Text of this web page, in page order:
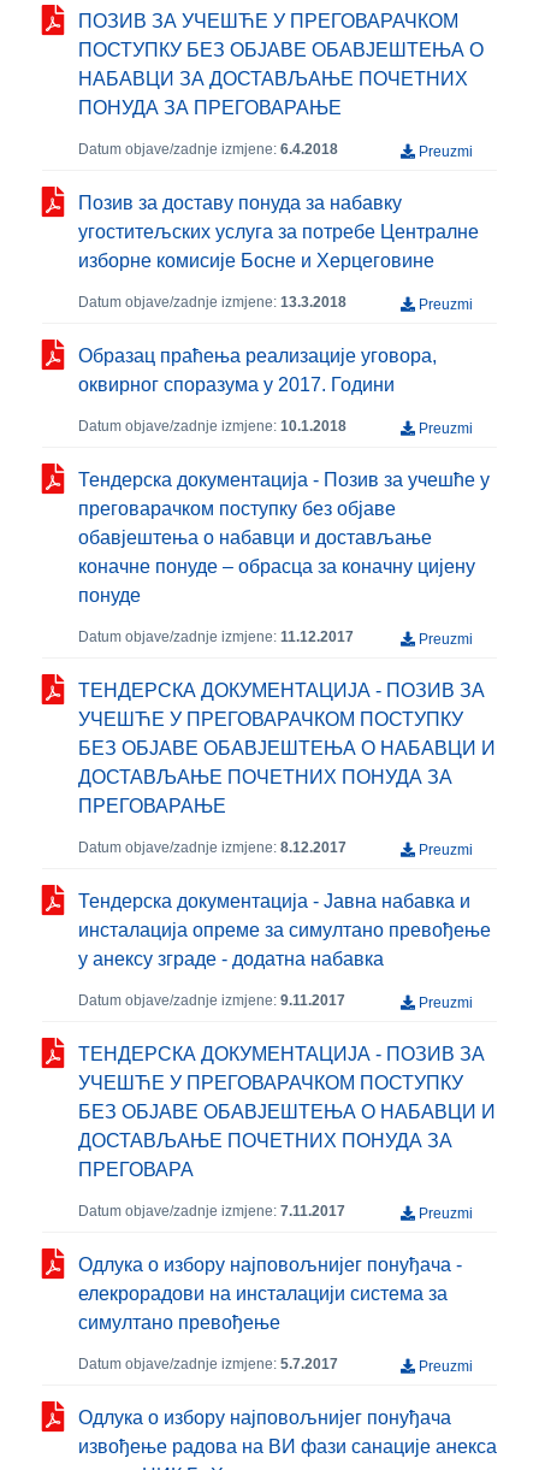
ПОЗИВ ЗА УЧЕШЋЕ У ПРЕГОВАРАЧКОМ
ПОСТУПКУ БЕЗ ОБЈАВЕ ОБАВЈЕШТЕЊА О
НАБАВЦИ ЗА ДОСТАВЉАЊЕ ПОЧЕТНИХ
ПОНУДА ЗА ПРЕГОВАРАЊЕ
Datum objave/zadnje izmjene: 6.4.2018 Preuzmi
Позив за доставу понуда за набавку
угоститељских услуга за потребе Централне
изборне комисије Босне и Херцеговине
Datum objave/zadnje izmjene: 13.3.2018 Preuzmi
Образац праћења реализације уговора,
оквирног споразума у 2017. Години
Datum objave/zadnje izmjene: 10.1.2018 Preuzmi
Тендерска документација - Позив за учешће у
преговарачком поступку без објаве
обавјештења о набавци и достављање
коначне понуде – обрасца за коначну цијену
понуде
Datum objave/zadnje izmjene: 11.12.2017 Preuzmi
ТЕНДЕРСКА ДОКУМЕНТАЦИЈА - ПОЗИВ ЗА
УЧЕШЋЕ У ПРЕГОВАРАЧКОМ ПОСТУПКУ
БЕЗ ОБЈАВЕ ОБАВЈЕШТЕЊА О НАБАВЦИ И
ДОСТАВЉАЊЕ ПОЧЕТНИХ ПОНУДА ЗА
ПРЕГОВАРАЊЕ
Datum objave/zadnje izmjene: 8.12.2017 Preuzmi
Тендерска документација - Јавна набавка и
инсталација опреме за симултано превођење
у анексу зграде - додатна набавка
Datum objave/zadnje izmjene: 9.11.2017 Preuzmi
ТЕНДЕРСКА ДОКУМЕНТАЦИЈА - ПОЗИВ ЗА
УЧЕШЋЕ У ПРЕГОВАРАЧКОМ ПОСТУПКУ
БЕЗ ОБЈАВЕ ОБАВЈЕШТЕЊА О НАБАВЦИ И
ДОСТАВЉАЊЕ ПОЧЕТНИХ ПОНУДА ЗА
ПРЕГОВАРА
Datum objave/zadnje izmjene: 7.11.2017 Preuzmi
Одлука о избору најповољнијег понуђача -
елекрорадови на инсталацији система за
симултано превођење
Datum objave/zadnje izmjene: 5.7.2017 Preuzmi
Одлука о избору најповољнијег понуђача
извођење радова на ВИ фази санације анекса